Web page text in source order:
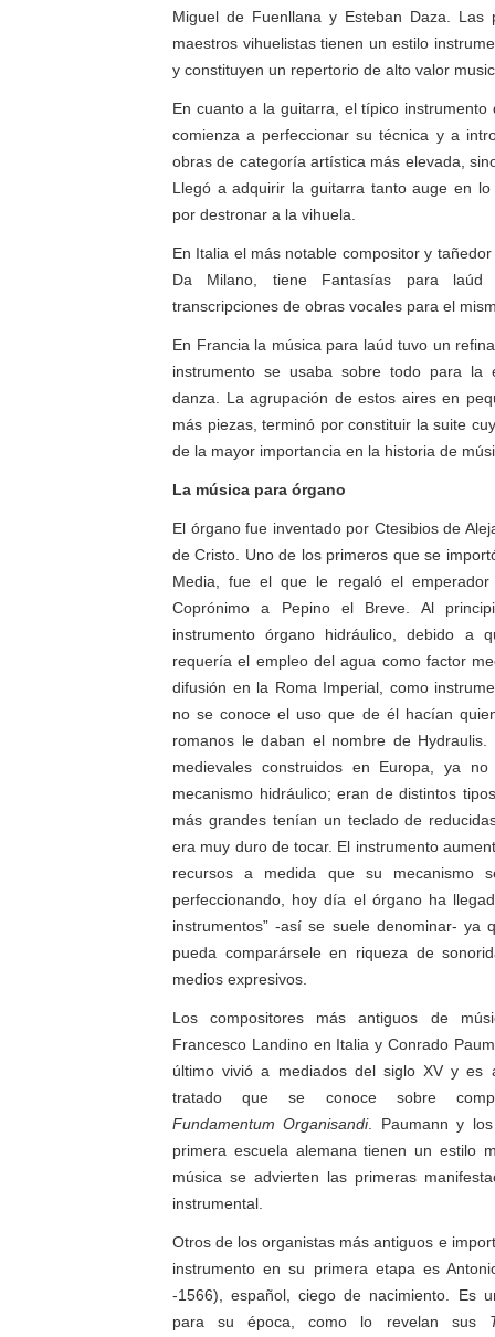
Miguel de Fuenllana y Esteban Daza. Las
maestros vihuelistas tienen un estilo
y constituyen un repertorio de alto valor
En cuanto a la guitarra, el típico instrumento
comienza a perfeccionar su técnica y a
obras de categoría artística más elevada,
Llegó a adquirir la guitarra tanto auge en
por destronar a la vihuela.
En Italia el más notable compositor y
Da Milano, tiene Fantasías para
transcripciones de obras vocales para el
En Francia la música para laúd tuvo un
instrumento se usaba sobre todo para la
danza. La agrupación de estos aires en
más piezas, terminó por constituir la suite
de la mayor importancia en la historia de
La música para órgano
El órgano fue inventado por Ctesibios de
de Cristo. Uno de los primeros que se
Media, fue el que le regaló el emperador
Coprónimo a Pepino el Breve. Al
instrumento órgano hidráulico, debido a
requería el empleo del agua como factor
difusión en la Roma Imperial, como
no se conoce el uso que de él hacían
romanos le daban el nombre de Hydraulis.
medievales construidos en Europa, ya
mecanismo hidráulico; eran de distintos
más grandes tenían un teclado de
era muy duro de tocar. El instrumento
recursos a medida que su mecanismo
perfeccionando, hoy día el órgano ha
instrumentos” -así se suele denominar- ya
pueda comparársele en riqueza de
medios expresivos.
Los compositores más antiguos de
Francesco Landino en Italia y Conrado
último vivió a mediados del siglo XV y es
tratado que se conoce sobre
Fundamentum Organisandi. Paumann y
primera escuela alemana tienen un estilo
música se advierten las primeras
instrumental.
Otros de los organistas más antiguos e
instrumento en su primera etapa es
-1566), español, ciego de nacimiento. Es
para su época, como lo revelan sus